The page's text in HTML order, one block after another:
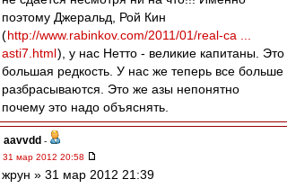
поэтому Джеральд, Рой Кин
(http://www.rabinkov.com/2011/01/real-ca ...
asti7.html), у нас Нетто - великие капитаны. Это
большая редкость. У нас же теперь все больше
разбрасываются. Это же азы непонятно
почему это надо объяснять.
aavvdd -
31 мар 2012 20:58
жрун » 31 мар 2012 21:39